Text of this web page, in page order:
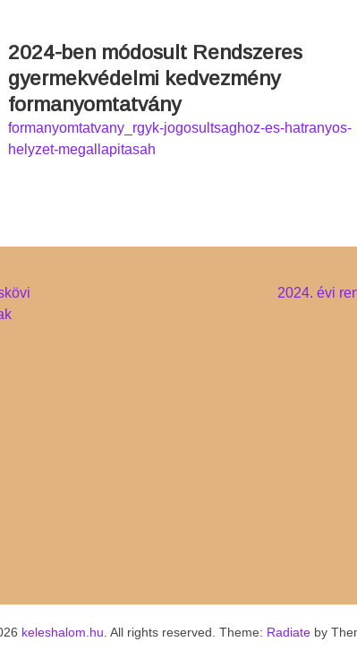
2024-ben módosult Rendszeres
gyermekvédelmi kedvezmény
formanyomtatvány
formanyomtatvany_rgyk-jogosultsaghoz-es-hatranyos-
helyzet-megallapitasah
2024. évi
keleshalom.hu . All rights reserved. Theme: Radiate by